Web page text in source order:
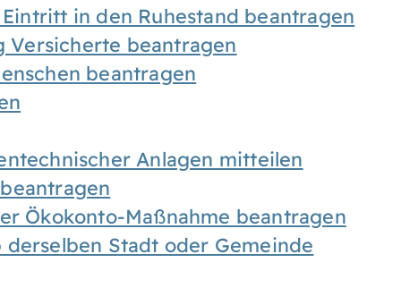
in den Ruhestand beantragen
Versicherte beantragen
beantragen
Anlagen mitteilen
Ökokonto-Maßnahme beantragen
Stadt oder Gemeinde